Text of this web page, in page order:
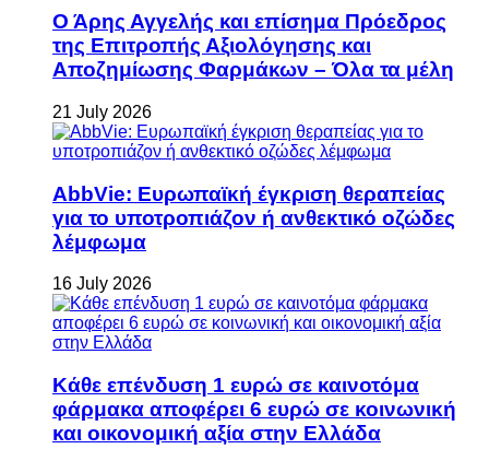
Ο Άρης Αγγελής και επίσημα Πρόεδρος
της Επιτροπής Αξιολόγησης και
Αποζημίωσης Φαρμάκων – Όλα τα μέλη
21 July 2026
AbbVie: Ευρωπαϊκή έγκριση θεραπείας
για το υποτροπιάζον ή ανθεκτικό οζώδες
λέμφωμα
16 July 2026
Κάθε επένδυση 1 ευρώ σε καινοτόμα
φάρμακα αποφέρει 6 ευρώ σε κοινωνική
και οικονομική αξία στην Ελλάδα